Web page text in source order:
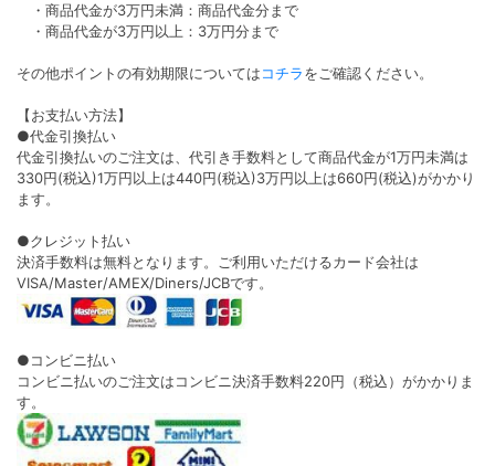
・商品代金が3万円未満：商品代金分まで
・商品代金が3万円以上：3万円分まで
その他ポイントの有効期限についてはコチラをご確認ください。
【お支払い方法】
●代金引換払い
代金引換払いのご注文は、代引き手数料として商品代金が1万円未満は
330円(税込)1万円以上は440円(税込)3万円以上は660円(税込)がかかり
ます。
●クレジット払い
決済手数料は無料となります。ご利用いただけるカード会社は
VISA/Master/AMEX/Diners/JCBです。
●コンビニ払い
コンビニ払いのご注文はコンビニ決済手数料220円（税込）がかかりま
す。